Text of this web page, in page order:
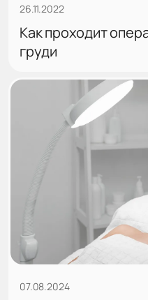
26.11.2022
Как проходит
груди
07.08.2024